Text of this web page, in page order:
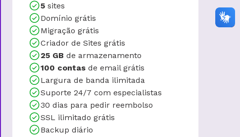
5 sites
Domínio grátis
Migração grátis
Criador de Sites grátis
25 GB de armazenamento
100 contas de email grátis
Largura de banda ilimitada
Suporte 24/7 com especialistas
30 dias para pedir reembolso
SSL ilimitado grátis
Backup diário